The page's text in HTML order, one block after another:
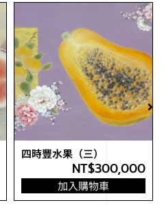
四時豐水果（三）
NT$300,000
加入購物車